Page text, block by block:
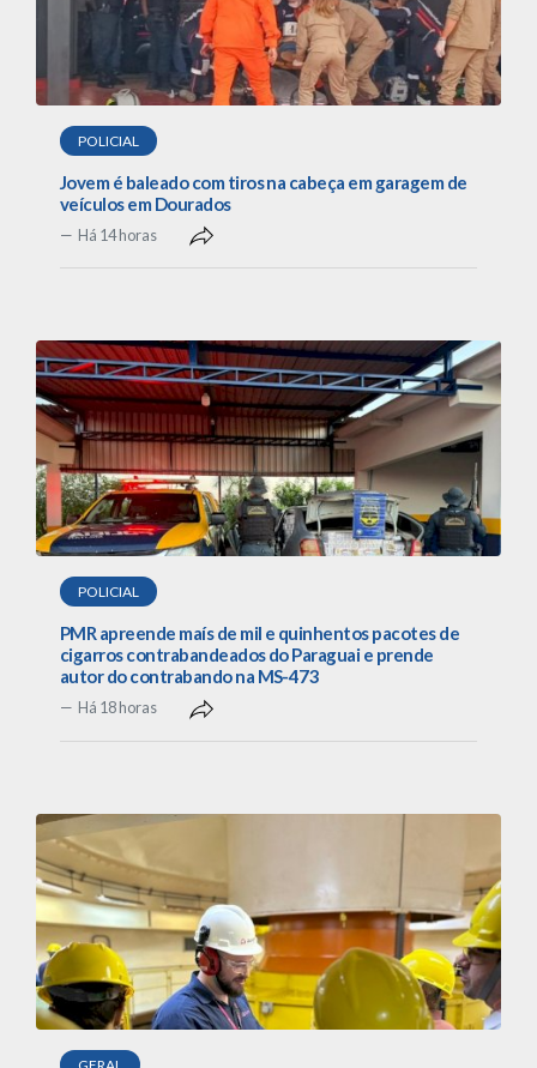
POLICIAL
Jovem é baleado com tiros na cabeça em garagem de
veículos em Dourados
Há 14 horas
POLICIAL
PMR apreende maís de mil e quinhentos pacotes de
cigarros contrabandeados do Paraguai e prende
autor do contrabando na MS-473
Há 18 horas